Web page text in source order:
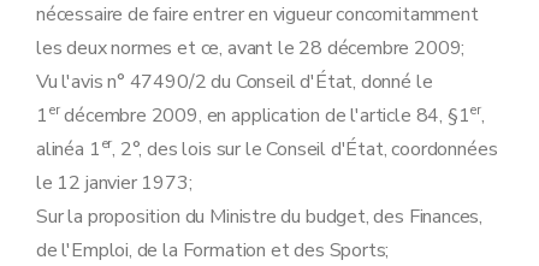
nécessaire de faire entrer en vigueur concomitamment
les deux normes et ce, avant le 28 décembre 2009;
Vu l'avis n° 47490/2 du Conseil d'État, donné le
1erdécembre 2009, en application de l'article 84, §1er,
alinéa 1er, 2°, des lois sur le Conseil d'État, coordonnées
le 12 janvier 1973;
Sur la proposition du Ministre du budget, des Finances,
de l'Emploi, de la Formation et des Sports;